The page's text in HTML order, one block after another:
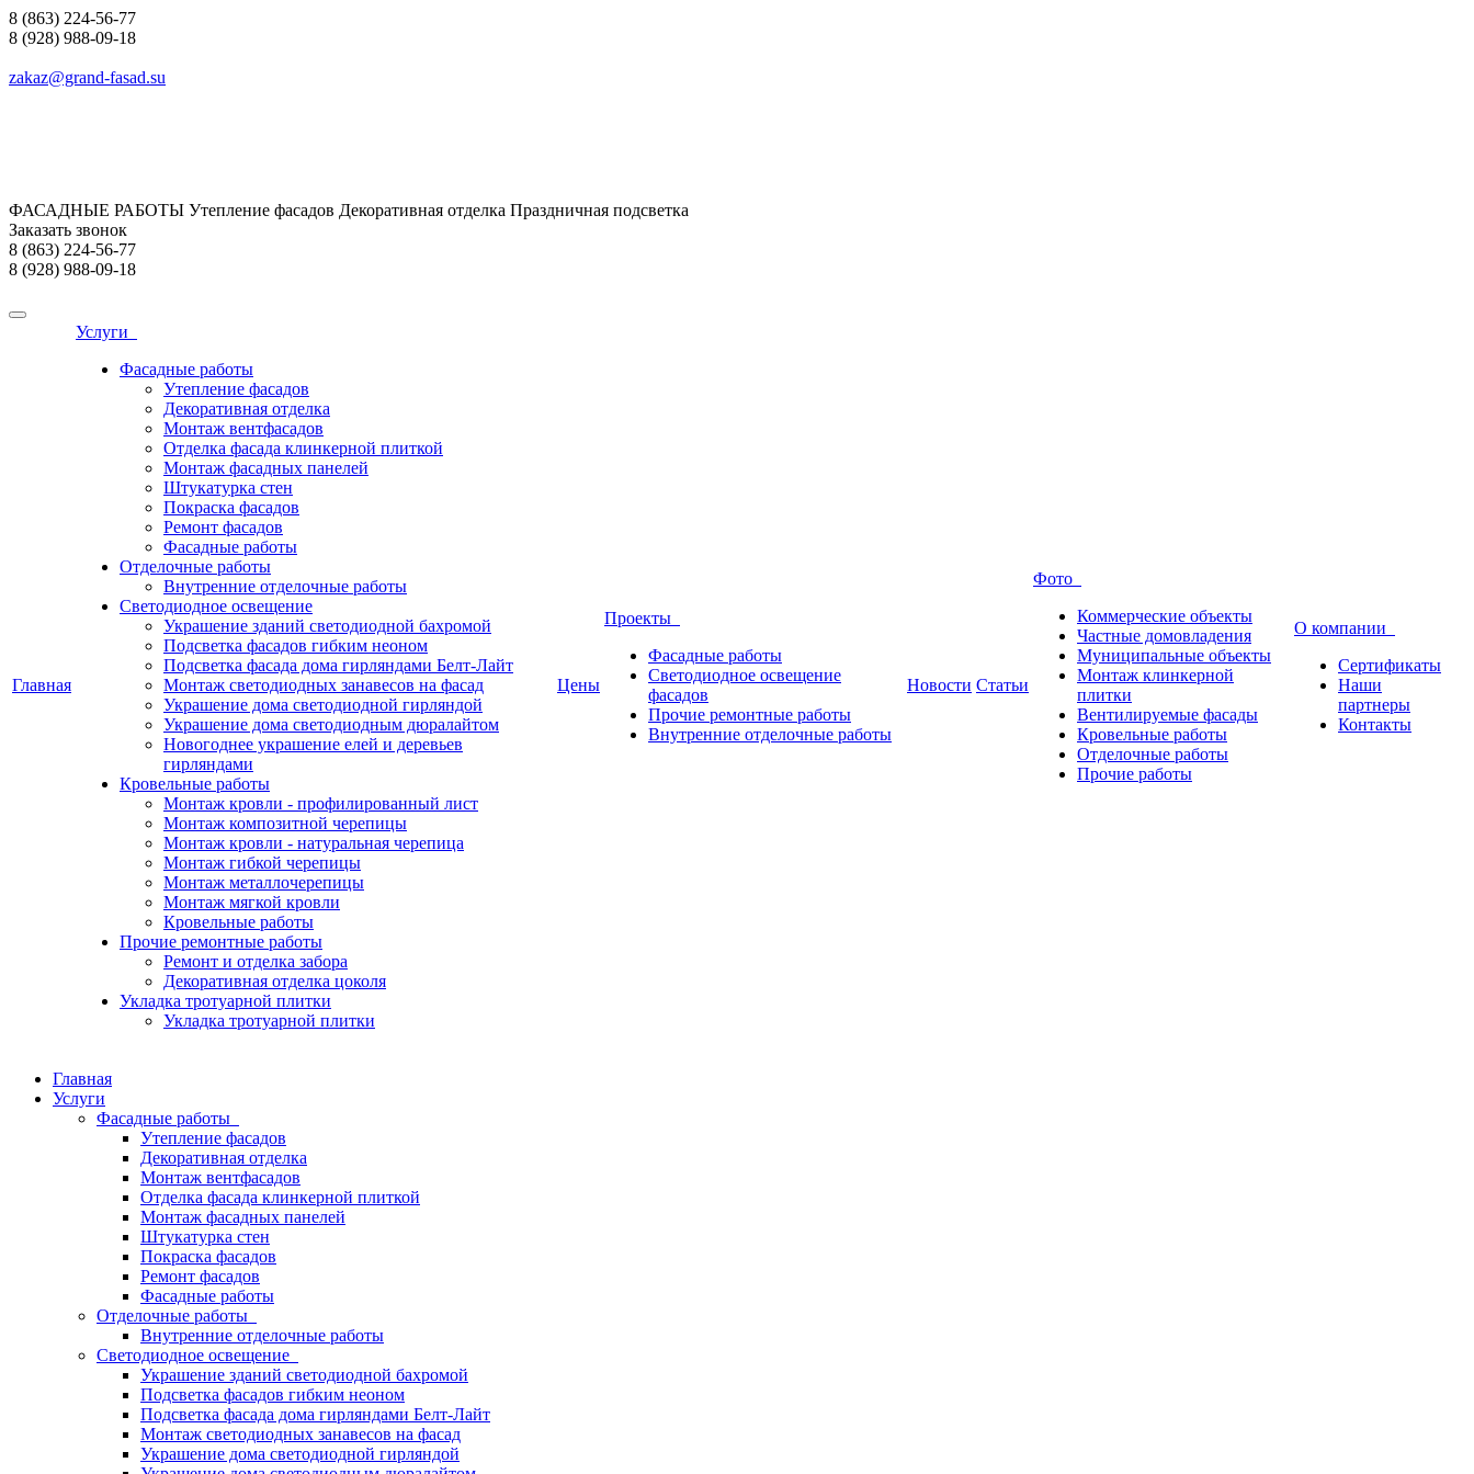
8 (863) 224-56-77
8 (928) 988-09-18
zakaz@grand-fasad.su
ФАСАДНЫЕ РАБОТЫ Утепление фасадов Декоративная отделка Праздничная подсветка
Заказать звонок
8 (863) 224-56-77
8 (928) 988-09-18
Главная
Услуги
Фасадные работы
Утепление фасадов
Декоративная отделка
Монтаж вентфасадов
Отделка фасада клинкерной плиткой
Монтаж фасадных панелей
Штукатурка стен
Покраска фасадов
Ремонт фасадов
Фасадные работы
Отделочные работы
Внутренние отделочные работы
Светодиодное освещение
Украшение зданий светодиодной бахромой
Подсветка фасадов гибким неоном
Подсветка фасада дома гирляндами Белт-Лайт
Монтаж светодиодных занавесов на фасад
Украшение дома светодиодной гирляндой
Украшение дома светодиодным дюралайтом
Новогоднее украшение елей и деревьев
гирляндами
Кровельные работы
Монтаж кровли - профилированный лист
Монтаж композитной черепицы
Монтаж кровли - натуральная черепица
Монтаж гибкой черепицы
Монтаж металлочерепицы
Монтаж мягкой кровли
Кровельные работы
Прочие ремонтные работы
Ремонт и отделка забора
Декоративная отделка цоколя
Укладка тротуарной плитки
Укладка тротуарной плитки
Цены
Проекты
Фасадные работы
Светодиодное освещение
фасадов
Прочие ремонтные работы
Внутренние отделочные работы
Новости Статьи
Фото
Коммерческие объекты
Частные домовладения
Муниципальные объекты
Монтаж клинкерной
плитки
Вентилируемые фасады
Кровельные работы
Отделочные работы
Прочие работы
О компании
Сертификаты
Наши
партнеры
Контакты
Главная
Услуги
Фасадные работы
Утепление фасадов
Декоративная отделка
Монтаж вентфасадов
Отделка фасада клинкерной плиткой
Монтаж фасадных панелей
Штукатурка стен
Покраска фасадов
Ремонт фасадов
Фасадные работы
Отделочные работы
Внутренние отделочные работы
Светодиодное освещение
Украшение зданий светодиодной бахромой
Подсветка фасадов гибким неоном
Подсветка фасада дома гирляндами Белт-Лайт
Монтаж светодиодных занавесов на фасад
Украшение дома светодиодной гирляндой